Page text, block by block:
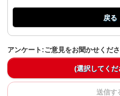
戻る
アンケート:ご意見をお聞かせくだ
(選択してくだ
送信す